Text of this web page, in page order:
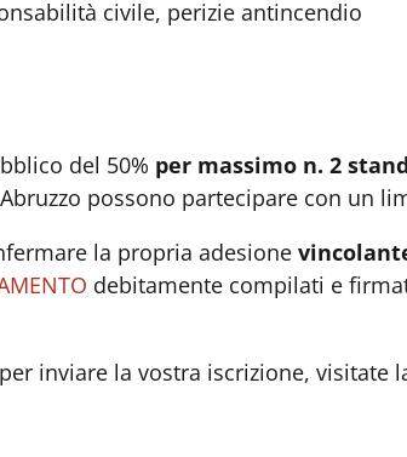
civile, perizie antincendio
del 50% per massimo n. 2 stand
possono partecipare con un
la propria adesione
debitamente compilati e
inviare la vostra iscrizione, visitate